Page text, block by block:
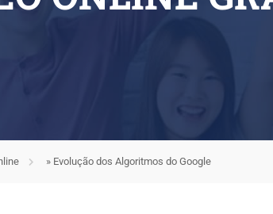
» Evolução dos Algoritmos do Google